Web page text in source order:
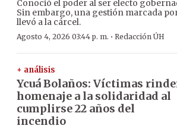
Conoció el poder al ser electo
Sin embargo, una gestión marcada
llevó a la cárcel.
Agosto 4, 2026 03:44 p. m. · Redacción ÚH
+ análisis
Ycuá Bolaños: Víctimas
homenaje a la solidaridad al
cumplirse 22 años del
incendio